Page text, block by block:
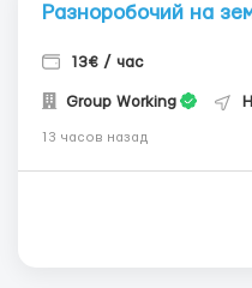
Разноробочий на
13€ / час
Group Working
13 часов назад